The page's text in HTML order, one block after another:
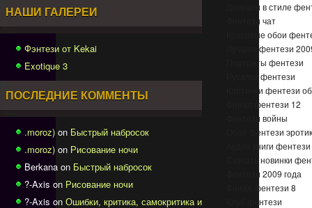
НАШИ ГАЛЕРЕИ
Фэнтези от Kekai
Exotique 3
ПОСЛЕДНИЕ КОММЕНТЫ
.moroz) on Быстрый набросок
.moroz) on Рисование ночи
Berkana on Быстрый набросок
?-Axis on Рисование ночи
?-Axis on Ошибки, критика, самокритика и
Девушки в стиле
Фентези чат
Красивые обои
Лучшее фентези
Портреты фентези
Русалки фентези
Картинки фентези
Финал фентези 12
Фентези войны
Обои фентези
Аудио книги фентези
Скачать новинки
Фентези 2009 года
Финал фентези 8
Клуб фентези